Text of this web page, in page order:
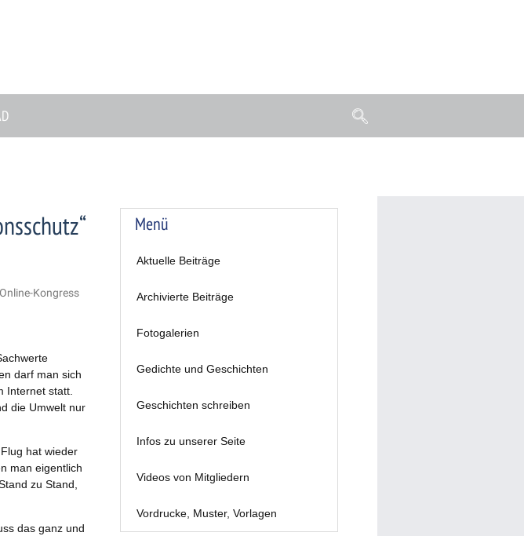
Kongress
darf man sich
Internet statt.
die Umwelt nur
hat wieder
man eigentlich
zu Stand,
das ganz und
Menü
Aktuelle Beiträge
Archivierte Beiträge
Fotogalerien
Gedichte und Geschichten
Geschichten schreiben
Infos zu unserer Seite
Videos von Mitgliedern
Vordrucke, Muster, Vorlagen